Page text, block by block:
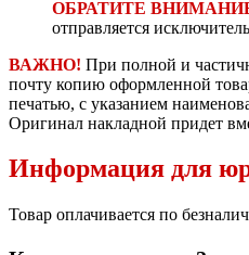
ОБРАТИТЕ
отправляется
ВАЖНО! При полной и
почту копию оформленной
печатью, с указанием
Оригинал накладной придет
Информация для
Товар оплачивается по